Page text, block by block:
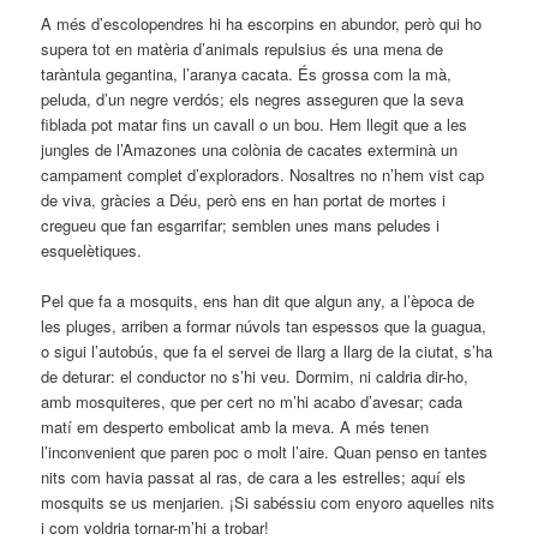
A més d’escolopendres hi ha escorpins en abundor, però qui ho
supera tot en matèria d’animals repulsius és una mena de
taràntula gegantina, l’aranya cacata. És grossa com la mà,
peluda, d’un negre verdós; els negres asseguren que la seva
fiblada pot matar fins un cavall o un bou. Hem llegit que a les
jungles de l’Amazones una colònia de cacates exterminà un
campament complet d’exploradors. Nosaltres no n’hem vist cap
de viva, gràcies a Déu, però ens en han portat de mortes i
cregueu que fan esgarrifar; semblen unes mans peludes i
esquelètiques.
Pel que fa a mosquits, ens han dit que algun any, a l’època de
les pluges, arriben a formar núvols tan espessos que la guagua,
o sigui l’autobús, que fa el servei de llarg a llarg de la ciutat, s’ha
de deturar: el conductor no s’hi veu. Dormim, ni caldria dir-ho,
amb mosquiteres, que per cert no m’hi acabo d’avesar; cada
matí em desperto embolicat amb la meva. A més tenen
l’inconvenient que paren poc o molt l’aire. Quan penso en tantes
nits com havia passat al ras, de cara a les estrelles; aquí els
mosquits se us menjarien. ¡Si sabéssiu com enyoro aquelles nits
i com voldria tornar-m’hi a trobar!